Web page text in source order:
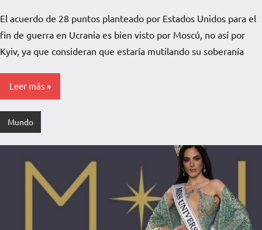
de
La
Pampa
El acuerdo de 28 puntos planteado por Estados Unidos para el
fin de guerra en Ucrania es bien visto por Moscú, no así por
Kyiv, ya que consideran que estaría mutilando su soberanía
Leer más
Mundo